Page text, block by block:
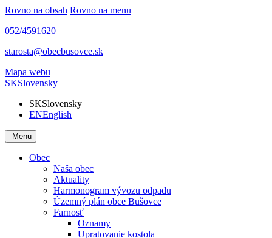
Rovno na obsah Rovno na menu
052/4591620
starosta@obecbusovce.sk
Mapa webu
SKSlovensky
SKSlovensky
ENEnglish
Menu
Obec
Naša obec
Aktuality
Harmonogram vývozu odpadu
Územný plán obce Bušovce
Farnosť
Oznamy
Upratovanie kostola